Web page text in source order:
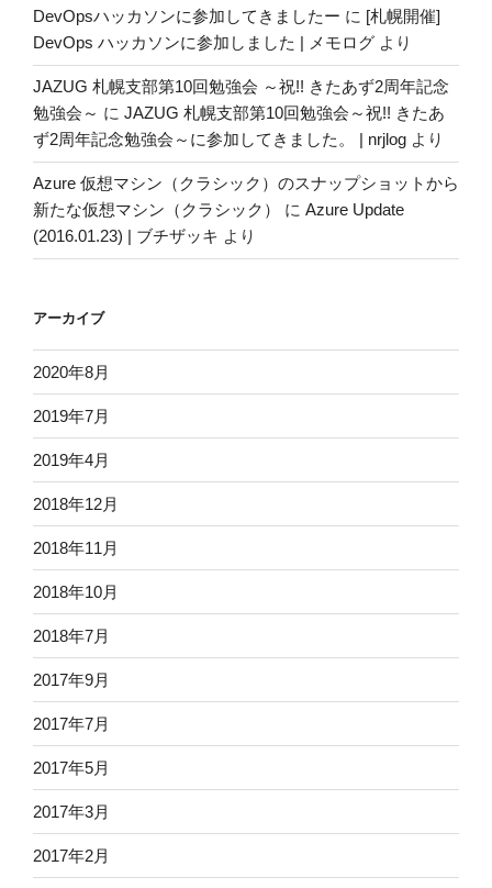
DevOpsハッカソンに参加してきましたー に [札幌開催]
DevOps ハッカソンに参加しました | メモログ より
JAZUG 札幌支部第10回勉強会 ～祝!! きたあず2周年記念
勉強会～ に JAZUG 札幌支部第10回勉強会～祝!! きたあ
ず2周年記念勉強会～に参加してきました。 | nrjlog より
Azure 仮想マシン（クラシック）のスナップショットから
新たな仮想マシン（クラシック）
に Azure Update
(2016.01.23) | ブチザッキ より
アーカイブ
2020年8月
2019年7月
2019年4月
2018年12月
2018年11月
2018年10月
2018年7月
2017年9月
2017年7月
2017年5月
2017年3月
2017年2月